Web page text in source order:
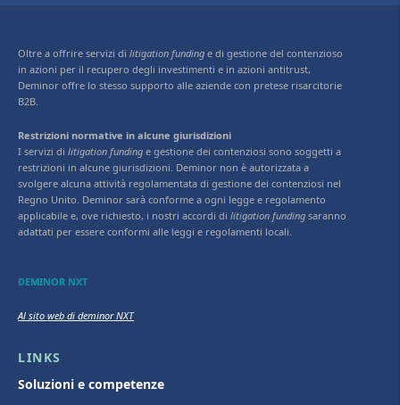
Oltre a offrire servizi di litigation funding e di gestione del contenzioso
in azioni per il recupero degli investimenti e in azioni antitrust,
Deminor offre lo stesso supporto alle aziende con pretese risarcitorie
B2B.
Restrizioni normative in alcune giurisdizioni
I servizi di litigation funding e gestione dei contenziosi sono soggetti a
restrizioni in alcune giurisdizioni. Deminor non è autorizzata a
svolgere alcuna attività regolamentata di gestione dei contenziosi nel
Regno Unito. Deminor sarà conforme a ogni legge e regolamento
applicabile e, ove richiesto, i nostri accordi di litigation funding saranno
adattati per essere conformi alle leggi e regolamenti locali.
DEMINOR NXT
Al sito web di deminor NXT
LINKS
Soluzioni e competenze